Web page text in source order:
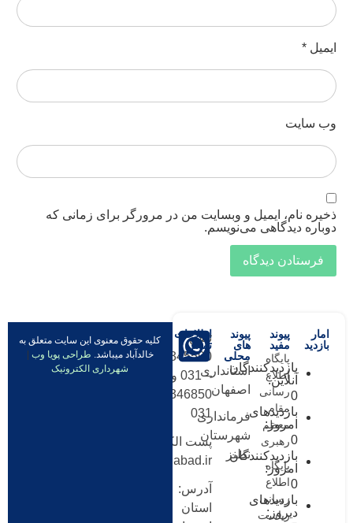
ایمیل*
وب‌ سایت
ذخیره نام، ایمیل و وبسایت من در مرورگر برای زمانی که
دوباره دیدگاهی می‌نویسم.
بازدید
بازدیدکنندگان
آنلاین:
بازدیدهای
امروز:
بازدیدکنندگان
امروز:
بازدیدهای
دیروز:
پیوند
مفید
پایگاه
اطلاع
رسانی
مقام
معظم
رهبری
پایگاه
اطلاع
رسانی
ریاست
پیوند
محلی
استانداری
اصفهان
فرمانداری
شهرستان
نطنز
اطلاعات
تماس
تلفن:
54345590
– 031 و
031
پست الکترونیکی:
info@khaledabad.ir
آدرس:
استان
کلیه حقوق معنوی این سایت متعلق به
خالدآباد میباشد.طراحی پویا وب |
شهرداری الکترونیک